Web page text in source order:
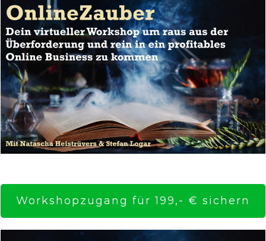
Workshopzugang für 199,- € sichern